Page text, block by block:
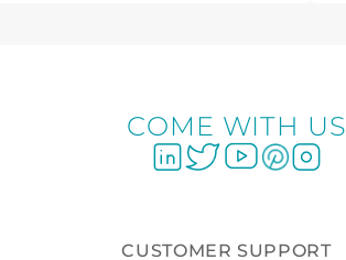
COME WITH US
CUSTOMER SUPPORT